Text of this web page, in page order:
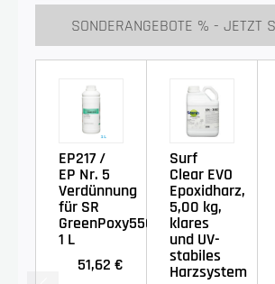
SONDERANGEBOTE % - JETZT
EP217 /
EP Nr. 5
Verdünnung
für SR
GreenPoxy550,
1 L
51,62 €
Surf
Clear EVO
Epoxidharz,
5,00 kg,
klares
und UV-
stabiles
Harzsystem